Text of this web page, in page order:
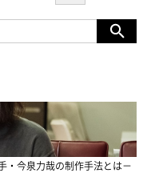
・今泉力哉の制作手法とは－